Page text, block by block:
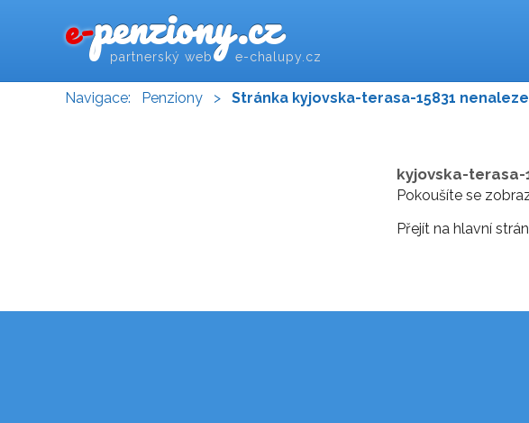
e-penziony.cz
partnerský web e-chalupy.cz
Navigace: Penziony > Stránka kyjovska-terasa-15831
kyjovska-terasa-
Pokoušíte se
Přejít na hlavní